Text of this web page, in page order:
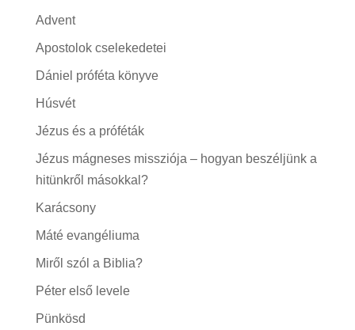
Advent
Apostolok cselekedetei
Dániel próféta könyve
Húsvét
Jézus és a próféták
Jézus mágneses missziója – hogyan beszéljünk a
hitünkről másokkal?
Karácsony
Máté evangéliuma
Miről szól a Biblia?
Péter első levele
Pünkösd